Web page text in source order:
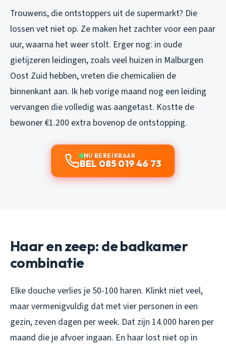
Trouwens, die ontstoppers uit de supermarkt? Die
lossen vet niet op. Ze maken het zachter voor een paar
uur, waarna het weer stolt. Erger nog: in oude
gietijzeren leidingen, zoals veel huizen in Malburgen
Oost Zuid hebben, vreten die chemicaliën de
binnenkant aan. Ik heb vorige maand nog een leiding
vervangen die volledig was aangetast. Kostte de
bewoner €1.200 extra bovenop de ontstopping.
NU BEREIKBAAR
BEL 085 019 46 73
Haar en zeep: de badkamer
combinatie
Elke douche verlies je 50-100 haren. Klinkt niet veel,
maar vermenigvuldig dat met vier personen in een
gezin, zeven dagen per week. Dat zijn 14.000 haren per
maand die je afvoer ingaan. En haar lost niet op in